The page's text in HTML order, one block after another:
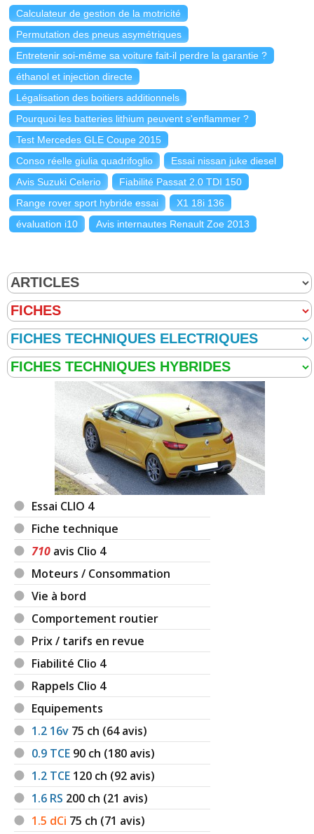
Calculateur de gestion de la motricité
Permutation des pneus asymétriques
Entretenir soi-même sa voiture fait-il perdre la garantie ?
éthanol et injection directe
Légalisation des boitiers additionnels
Pourquoi les batteries lithium peuvent s'enflammer ?
Test Mercedes GLE Coupe 2015
Conso réelle giulia quadrifoglio
Essai nissan juke diesel
Avis Suzuki Celerio
Fiabilité Passat 2.0 TDI 150
Range rover sport hybride essai
X1 18i 136
évaluation i10
Avis internautes Renault Zoe 2013
Essai CLIO 4
Fiche technique
710 avis Clio 4
Moteurs / Consommation
Vie à bord
Comportement routier
Prix / tarifs en revue
Fiabilité Clio 4
Rappels Clio 4
Equipements
1.2 16v 75 ch (64 avis)
0.9 TCE 90 ch (180 avis)
1.2 TCE 120 ch (92 avis)
1.6 RS 200 ch (21 avis)
1.5 dCi 75 ch (71 avis)